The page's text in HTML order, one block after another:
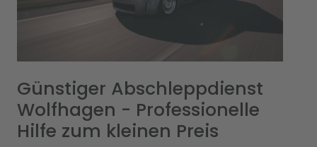
Günstiger Abschleppdienst
Wolfhagen - Professionelle
Hilfe zum kleinen Preis